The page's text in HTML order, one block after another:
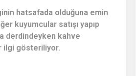
hatsafada olduğuna emin
kuyumcular satışı yapıp
derdindeyken kahve
ilgi gösteriliyor.